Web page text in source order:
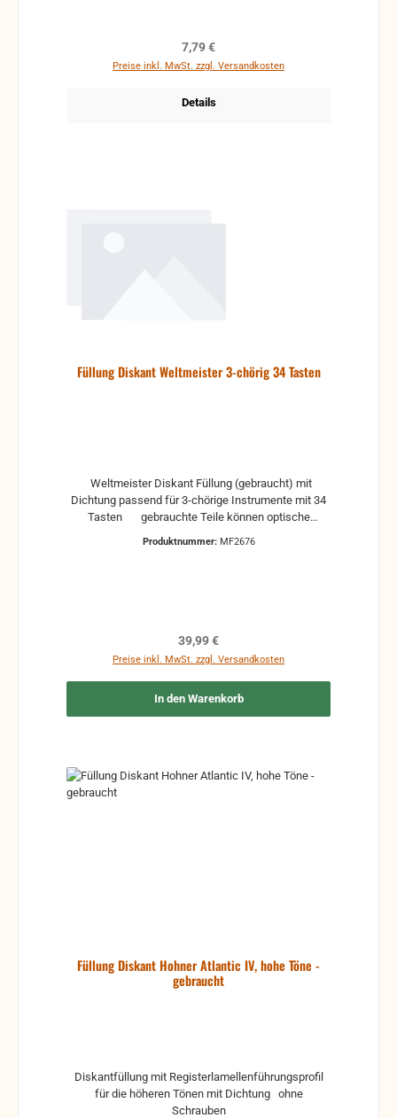
Regulärer Preis:
7,79 €
Preise inkl. MwSt. zzgl. Versandkosten
Details
Füllung Diskant Weltmeister 3-chörig 34 Tasten
Dichtung passend für 3-chörige Instrumente mit 34
Tasten gebrauchte Teile können optische
nicht mehr gewährleistet werden und die Produkte
Produktnummer: MF2676
Regulärer Preis:
39,99 €
Preise inkl. MwSt. zzgl. Versandkosten
In den Warenkorb
Füllung Diskant Hohner Atlantic IV, hohe Töne -
gebraucht
Diskantfüllung mit Registerlamellenführungsprofil
für die höheren Tönen mit Dichtung ohne
Schrauben